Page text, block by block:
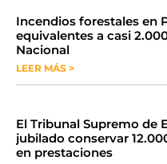
​​​​Incendios forestales en
equivalentes a casi
Nacional
LEER MÁS >
​El Tribunal Supremo de
jubilado conservar
en prestaciones